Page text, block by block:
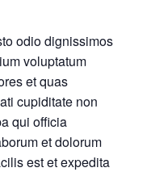
odio dignissimos
voluptatum
et quas
cupiditate non
qui officia
et dolorum
est et expedita